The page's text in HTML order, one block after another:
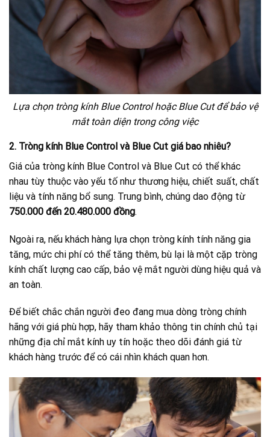
Lựa chọn tròng kính Blue Control hoặc Blue Cut để bảo vệ
mắt toàn diện trong công việc
2. Tròng kính Blue Control và Blue Cut giá bao nhiêu?
Giá của tròng kính Blue Control và Blue Cut có thể khác
nhau tùy thuộc vào yếu tố như thương hiệu, chiết suất, chất
liệu và tính năng bổ sung. Trung bình, chúng dao động từ
750.000 đến 20.480.000 đồng.
Ngoài ra, nếu khách hàng lựa chọn tròng kính tính năng gia
tăng, mức chi phí có thể tăng thêm, bù lại là một cặp tròng
kính chất lượng cao cấp, bảo vệ mắt người dùng hiệu quả và
an toàn.
Để biết chắc chắn người đeo đang mua dòng tròng chính
hãng với giá phù hợp, hãy tham khảo thông tin chính chủ tại
những địa chỉ mắt kính uy tín hoặc theo dõi đánh giá từ
khách hàng trước để có cái nhìn khách quan hơn.